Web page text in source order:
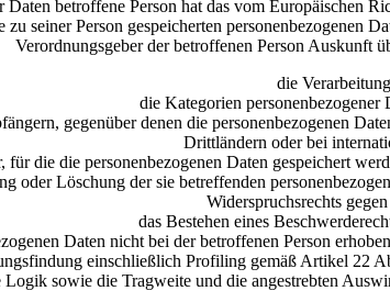
Daten betroffene Person hat das vom Europäischen
seiner Person gespeicherten personenbezogenen
Verordnungsgeber der betroffenen Person Auskunft
die
die Kategorien personenbezogener
gegenüber denen die personenbezogenen
Drittländern oder bei
für die die personenbezogenen Daten gespeichert
oder Löschung der sie betreffenden
Widerspruchsrechts
das Bestehen eines
Daten nicht bei der betroffenen Person
einschließlich Profiling gemäß Artikel
sowie die Tragweite und die angestrebten